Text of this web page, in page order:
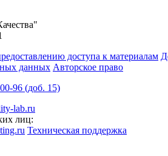
доступа к материалам
данных Авторское право
96 (доб. 15)
lab.ru
лиц:
Техническая поддержка